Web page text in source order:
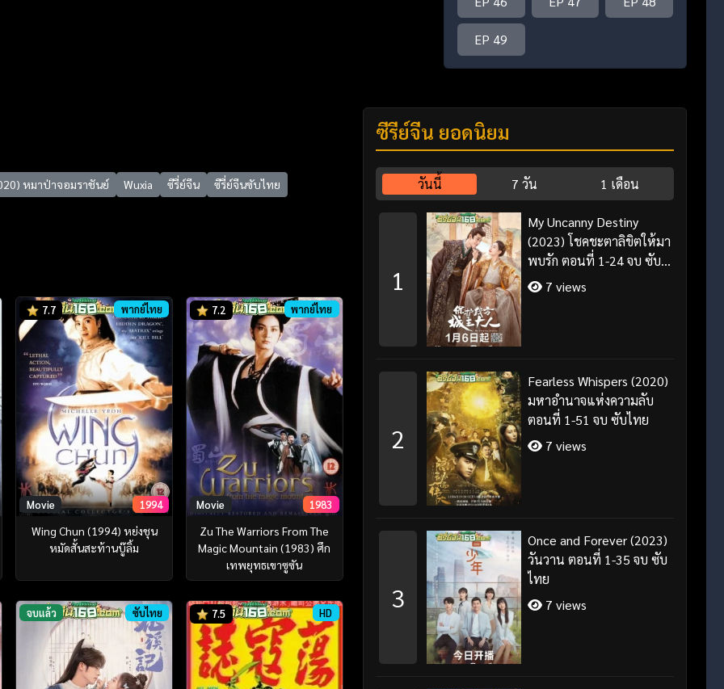
EP 49
หมาป่าจอมราชันย์ Wuxia ซีรี่ย์จีน ซีรี่ย์จีนซับไทย
7.7 พากย์ไทย
Movie 1994
Wing Chun (1994) หย่งชุน
หมัดสั้นสะท้านบู๊ลิ้ม
7.2 พากย์ไทย
Movie 1983
Zu The Warriors From The
Magic Mountain (1983) ศึก
เทพยุทธเขาซูซัน
จบแล้ว ซับไทย 7.5 HD
ซีรี่ย์จีน ยอดนิยม
วันนี้ 7 วัน 1 เดือน
1
My Uncanny Destiny
(2023) โชคชะตาลิขิตให้มา
พบรัก ตอนที่ 1-24 จบ ซับ
ไทย/พากย์ไทย
7 views
2
Fearless Whispers (2020)
มหาอำนาจแห่งความลับ
ตอนที่ 1-51 จบ ซับไทย
7 views
3
Once and Forever (2023)
วันวาน ตอนที่ 1-35 จบ ซับ
ไทย
7 views